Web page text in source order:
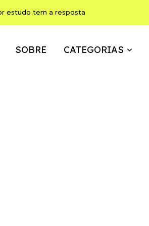
estudo tem a resposta
SOBRE CATEGORIAS